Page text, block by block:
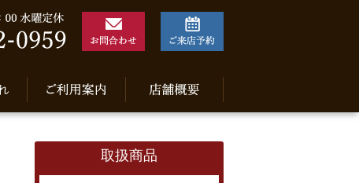
取扱商品